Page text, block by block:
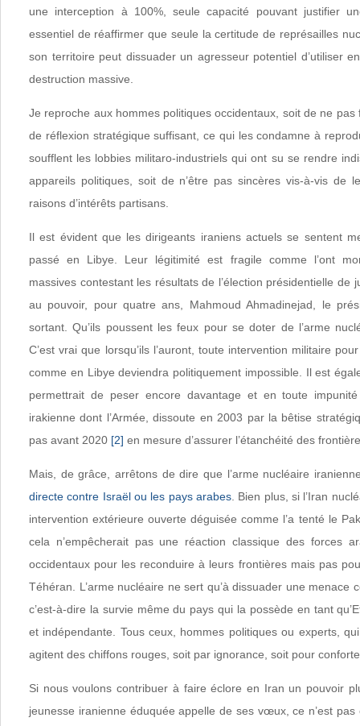
une interception à 100%, seule capacité pouvant justifier
essentiel de réaffirmer que seule la certitude de représailles
son territoire peut dissuader un agresseur potentiel d’utiliser
destruction massive.
Je reproche aux hommes politiques occidentaux, soit de ne pas
de réflexion stratégique suffisant, ce qui les condamne à
soufflent les lobbies militaro-industriels qui ont su se rendre
appareils politiques, soit de n’être pas sincères vis-à-vis de
raisons d’intérêts partisans.
Il est évident que les dirigeants iraniens actuels se sentent
passé en Libye. Leur légitimité est fragile comme l’ont
massives contestant les résultats de l’élection présidentielle de
au pouvoir, pour quatre ans, Mahmoud Ahmadinejad, le
sortant. Qu’ils poussent les feux pour se doter de l’arme
C’est vrai que lorsqu’ils l’auront, toute intervention militaire
comme en Libye deviendra politiquement impossible. Il est
permettrait de peser encore davantage et en toute
irakienne dont l’Armée, dissoute en 2003 par la bêtise
pas avant 2020 [2] en mesure d’assurer l’étanchéité des
Mais, de grâce, arrêtons de dire que l’arme nucléaire
directe contre Israël ou les pays arabes . Bien plus, si l’Iran
intervention extérieure ouverte déguisée comme l’a tenté le
cela n’empêcherait pas une réaction classique des forces
occidentaux pour les reconduire à leurs frontières mais pas
Téhéran. L’arme nucléaire ne sert qu’à dissuader une menace
c’est-à-dire la survie même du pays qui la possède en tant
et indépendante. Tous ceux, hommes politiques ou experts,
agitent des chiffons rouges, soit par ignorance, soit pour
Si nous voulons contribuer à faire éclore en Iran un pouvoir
jeunesse iranienne éduquée appelle de ses vœux, ce n’est